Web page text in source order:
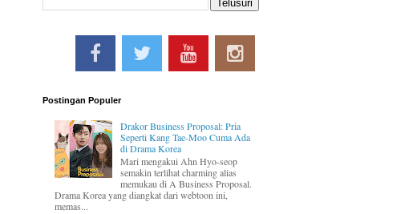
Postingan Populer
Drakor Business Proposal: Pria
Seperti Kang Tae-Moo Cuma Ada
di Drama Korea
Mari mengakui Ahn Hyo-seop
semakin terlihat charming alias
memukau di A Business Proposal.
Drama Korea yang diangkat dari webtoon ini,
memas...